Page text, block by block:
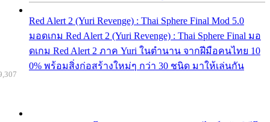
Red Alert 2 (Yuri Revenge) : Thai Sphere Final Mod 5.0
มอดเกม Red Alert 2 (Yuri Revenge) : Thai Sphere Final มอ
ดเกม Red Alert 2 ภาค Yuri ในตำนาน จากฝีมือคนไทย 10
0% พร้อมสิ่งก่อสร้างใหม่ๆ กว่า 30 ชนิด มาให้เล่นกัน